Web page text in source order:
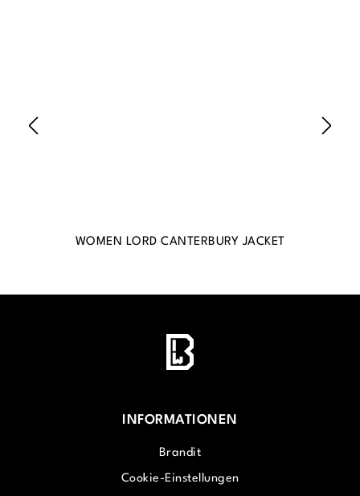
WOMEN LORD CANTERBURY JACKET
INFORMATIONEN
Brandit
Cookie-Einstellungen